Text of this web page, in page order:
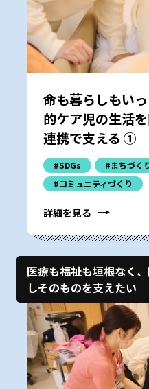
命も暮らしもい
的ケア児の生活
連携で支える ①
#SDGs
#まちづく
#コミュニティづくり
詳細を見る
医療も福祉も垣根なく
しそのものを支えたい